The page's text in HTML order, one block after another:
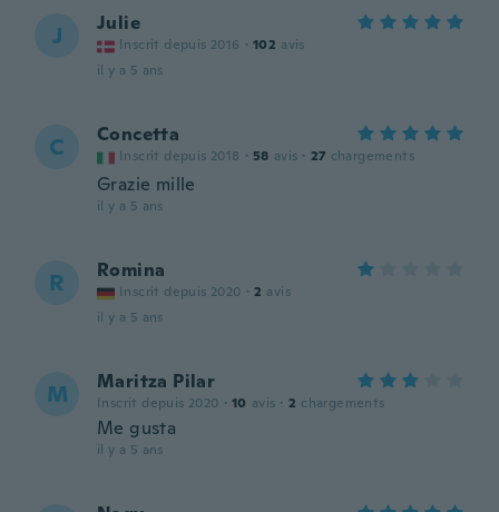
J Julie
Inscrit depuis 2016 · 102 avis
il y a 5 ans
C Concetta
Inscrit depuis 2018 · 58 avis · 27 chargements
Grazie mille
il y a 5 ans
R Romina
Inscrit depuis 2020 · 2 avis
il y a 5 ans
M Maritza Pilar
Inscrit depuis 2020 · 10 avis · 2 chargements
Me gusta
il y a 5 ans